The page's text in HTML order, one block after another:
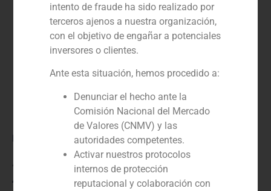
Rol:
Asesor Financiero de ambas partes
Año:
intento de fraude ha sido realizado por
terceros ajenos a nuestra organización,
con el objetivo de engañar a potenciales
inversores o clientes.
Ante esta situación, hemos procedido a:
Denunciar el hecho ante la
Comisión Nacional del Mercado
de Valores (CNMV) y las
autoridades competentes.
Activar nuestros protocolos
internos de protección
reputacional y colaboración con